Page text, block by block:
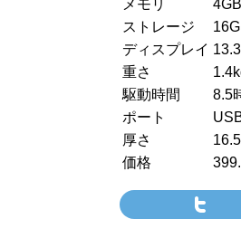
メモリ
ストレージ
ディスプレイ
重さ
駆動時間
8.5
ポート
厚さ
価格